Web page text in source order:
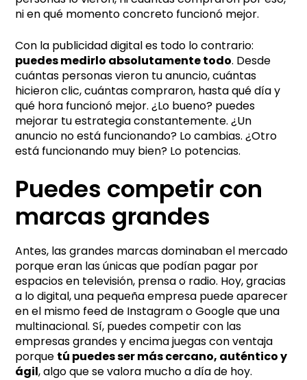
ni en qué momento concreto funcionó mejor.
Con la publicidad digital es todo lo contrario:
puedes medirlo absolutamente todo. Desde
cuántas personas vieron tu anuncio, cuántas
hicieron clic, cuántas compraron, hasta qué día y
qué hora funcionó mejor. ¿Lo bueno? puedes
mejorar tu estrategia constantemente. ¿Un
anuncio no está funcionando? Lo cambias. ¿Otro
está funcionando muy bien? Lo potencias.
Puedes competir con
marcas grandes
Antes, las grandes marcas dominaban el mercado
porque eran las únicas que podían pagar por
espacios en televisión, prensa o radio. Hoy, gracias
a lo digital, una pequeña empresa puede aparecer
en el mismo feed de Instagram o Google que una
multinacional. Sí, puedes competir con las
empresas grandes y encima juegas con ventaja
porque tú puedes ser más cercano, auténtico y
ágil, algo que se valora mucho a día de hoy.